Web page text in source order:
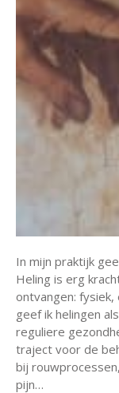
In mijn praktijk
Heling is erg
ontvangen:
geef ik helingen
reguliere
traject voor de
bij
pijn…